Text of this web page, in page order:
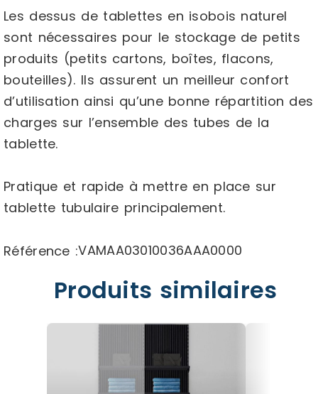
Les dessus de tablettes en isobois naturel
sont nécessaires pour le stockage de petits
produits (petits cartons, boîtes, flacons,
bouteilles). Ils assurent un meilleur confort
d’utilisation ainsi qu’une bonne répartition des
charges sur l’ensemble des tubes de la
tablette.
Pratique et rapide à mettre en place sur
tablette tubulaire principalement.
Référence :VAMAA03010036AAA0000
Produits similaires